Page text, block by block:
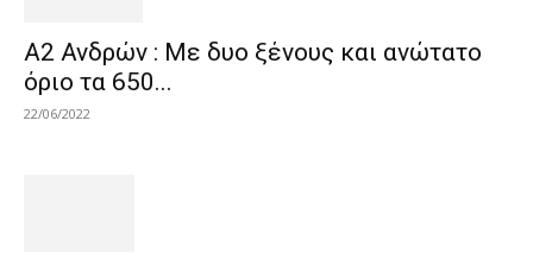
Α2 Ανδρών : Με δυο ξένους και ανώτατο
όριο τα 650...
22/06/2022